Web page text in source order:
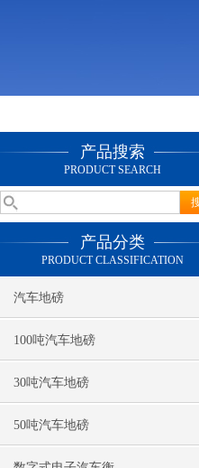
产品搜索
PRODUCT SEARCH
产品分类
PRODUCT CLASSIFICATION
汽车地磅
100吨汽车地磅
30吨汽车地磅
50吨汽车地磅